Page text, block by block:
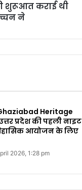
शुरूआत कराई थी
ने
Heritage
प्रदेश की पहली नाइट
आयोजन के लिए
2026, 1:28 pm